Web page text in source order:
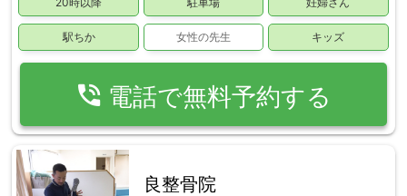
駅ちか 女性の先生 キッズ
phone_in_talk 電話で無料予約する
良整骨院